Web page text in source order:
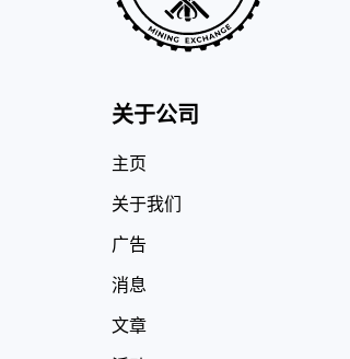
关于公司
主页
关于我们
广告
消息
文章